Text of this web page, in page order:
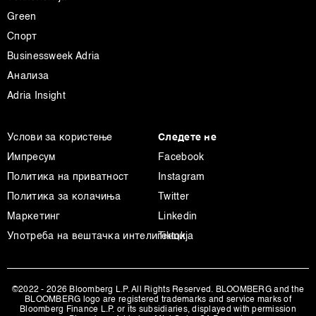
други слични технологии во
колачиња
повторно да ги ажурирате со клик на „Прикажи ги
Green
Спорт
Businessweek Adria
Анализа
Adria Insight
Услови за користење
Импресум
Политика на приватност
Политика за колачиња
Маркетинг
Употреба на вештачка интелигенција
Следете не
Facebook
Instagram
Twitter
Linkedin
Tiktok
©2022 - 2026 Bloomberg L.P. All Rights Reserved. BLOOMBERG and the
BLOOMBERG logo are registered trademarks and service marks of
Bloomberg Finance L.P. or its subsidiaries, displayed with permission